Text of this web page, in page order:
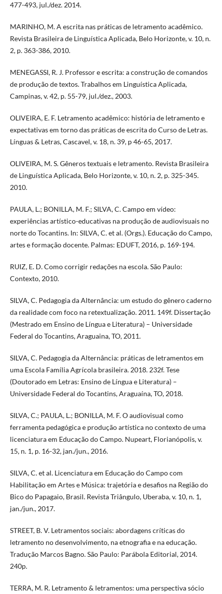
477-493, jul./dez. 2014.
MARINHO, M. A escrita nas práticas de letramento acadêmico.
Revista Brasileira de Linguística Aplicada, Belo Horizonte, v. 10, n.
2, p. 363-386, 2010.
MENEGASSI, R. J. Professor e escrita: a construção de comandos
de produção de textos. Trabalhos em Linguística Aplicada,
Campinas, v. 42, p. 55-79, jul./dez., 2003.
OLIVEIRA, E. F. Letramento acadêmico: história de letramento e
expectativas em torno das práticas de escrita do Curso de Letras.
Línguas & Letras, Cascavel, v. 18, n. 39, p 46-65, 2017.
OLIVEIRA, M. S. Gêneros textuais e letramento. Revista Brasileira
de Linguística Aplicada, Belo Horizonte, v. 10, n. 2, p. 325-345.
2010.
PAULA, L.; BONILLA, M. F.; SILVA, C. Campo em vídeo:
experiências artístico-educativas na produção de audiovisuais no
norte do Tocantins. In: SILVA, C. et al. (Orgs.). Educação do Campo,
artes e formação docente. Palmas: EDUFT, 2016, p. 169-194.
RUIZ, E. D. Como corrigir redações na escola. São Paulo:
Contexto, 2010.
SILVA, C. Pedagogia da Alternância: um estudo do gênero caderno
da realidade com foco na retextualização. 2011. 149f. Dissertação
(Mestrado em Ensino de Língua e Literatura) – Universidade
Federal do Tocantins, Araguaina, TO, 2011.
SILVA, C. Pedagogia da Alternância: práticas de letramentos em
uma Escola Família Agrícola brasileira. 2018. 232f. Tese
(Doutorado em Letras: Ensino de Língua e Literatura) –
Universidade Federal do Tocantins, Araguaína, TO, 2018.
SILVA, C.; PAULA, L.; BONILLA, M. F. O audiovisual como
ferramenta pedagógica e produção artística no contexto de uma
licenciatura em Educação do Campo. Nupeart, Florianópolis, v.
15, n. 1, p. 16-32, jan./jun., 2016.
SILVA, C. et al. Licenciatura em Educação do Campo com
Habilitação em Artes e Música: trajetória e desafios na Região do
Bico do Papagaio, Brasil. Revista Triângulo, Uberaba, v. 10, n. 1,
jan./jun., 2017.
STREET, B. V. Letramentos sociais: abordagens críticas do
letramento no desenvolvimento, na etnografia e na educação.
Tradução Marcos Bagno. São Paulo: Parábola Editorial, 2014.
240p.
TERRA, M. R. Letramento & letramentos: uma perspectiva sócio